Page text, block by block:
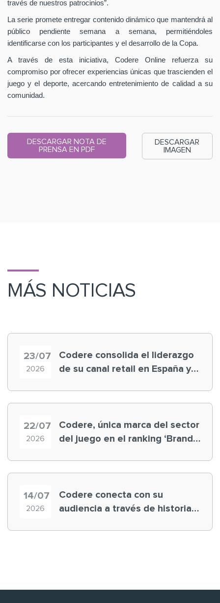
través de nuestros patrocinios”.
La serie promete entregar contenido dinámico que mantendrá al
público pendiente semana a semana, permitiéndoles
identificarse con los participantes y el desarrollo de la Copa.
A través de esta iniciativa, Codere Online refuerza su
compromiso por ofrecer experiencias únicas que trascienden el
juego y el deporte, acercando entretenimiento de calidad a su
comunidad.
DESCARGAR NOTA DE
PRENSA EN PDF
DESCARGAR
IMAGEN
MÁS NOTICIAS
23/07
2026
Codere consolida el liderazgo
de su canal retail en España y
22/07
2026
Codere, única marca del sector
del juego en el ranking ‘Brand
14/07
2026
Codere conecta con su
audiencia a través de historias